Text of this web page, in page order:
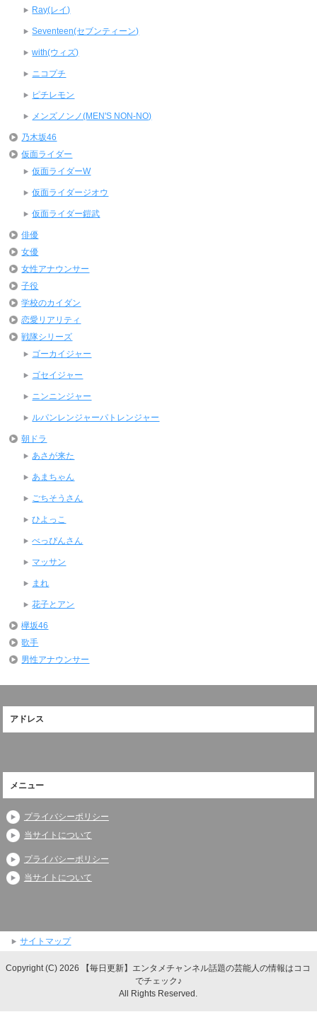
Ray(レイ)
Seventeen(セブンティーン)
with(ウィズ)
ニコプチ
ピチレモン
メンズノンノ(MEN'S NON-NO)
乃木坂46
仮面ライダー
仮面ライダーW
仮面ライダージオウ
仮面ライダー鎧武
俳優
女優
女性アナウンサー
子役
学校のカイダン
恋愛リアリティ
戦隊シリーズ
ゴーカイジャー
ゴセイジャー
ニンニンジャー
ルパンレンジャーパトレンジャー
朝ドラ
あさが来た
あまちゃん
ごちそうさん
ひよっこ
べっぴんさん
マッサン
まれ
花子とアン
欅坂46
歌手
男性アナウンサー
アドレス
メニュー
プライバシーポリシー
当サイトについて
プライバシーポリシー
当サイトについて
サイトマップ
Copyright (C) 2026 【毎日更新】エンタメチャンネル話題の芸能人の情報はココ
でチェック♪
All Rights Reserved.